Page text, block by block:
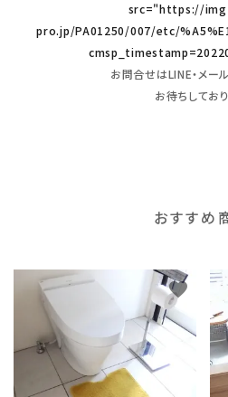
src="https://
pro.jp/PA01250/007/etc/
お問合せはLINE・メール
お待ちしてお
おすすめ
favorite